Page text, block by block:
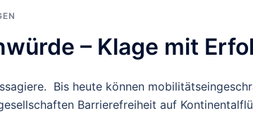
– Klage mit
Bis heute können
Barrierefreiheit auf